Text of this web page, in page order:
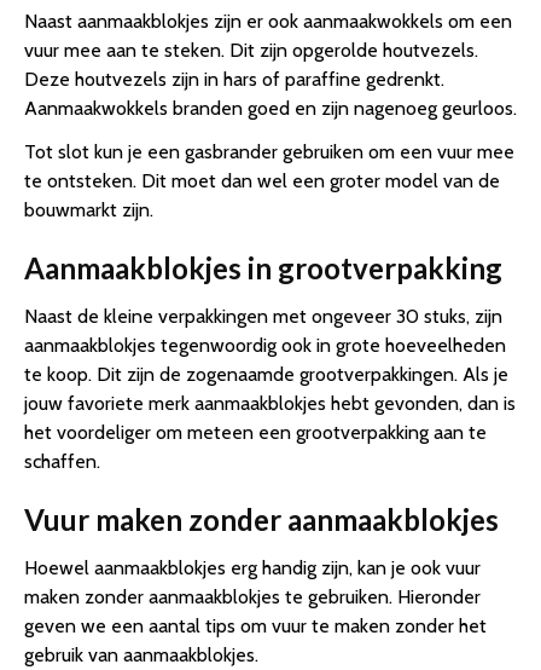
Naast aanmaakblokjes zijn er ook aanmaakwokkels om een
vuur mee aan te steken. Dit zijn opgerolde houtvezels.
Deze houtvezels zijn in hars of paraffine gedrenkt.
Aanmaakwokkels branden goed en zijn nagenoeg geurloos.
Tot slot kun je een gasbrander gebruiken om een vuur mee
te ontsteken. Dit moet dan wel een groter model van de
bouwmarkt zijn.
Aanmaakblokjes in grootverpakking
Naast de kleine verpakkingen met ongeveer 30 stuks, zijn
aanmaakblokjes tegenwoordig ook in grote hoeveelheden
te koop. Dit zijn de zogenaamde grootverpakkingen. Als je
jouw favoriete merk aanmaakblokjes hebt gevonden, dan is
het voordeliger om meteen een grootverpakking aan te
schaffen.
Vuur maken zonder aanmaakblokjes
Hoewel aanmaakblokjes erg handig zijn, kan je ook vuur
maken zonder aanmaakblokjes te gebruiken. Hieronder
geven we een aantal tips om vuur te maken zonder het
gebruik van aanmaakblokjes.